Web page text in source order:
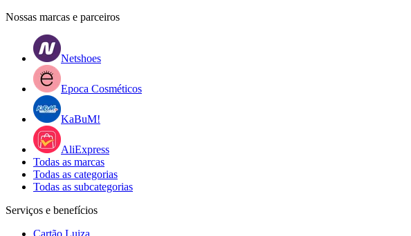
Nossas marcas e parceiros
Netshoes
Epoca Cosméticos
KaBuM!
AliExpress
Todas as marcas
Todas as categorias
Todas as subcategorias
Serviços e benefícios
Cartão Luiza